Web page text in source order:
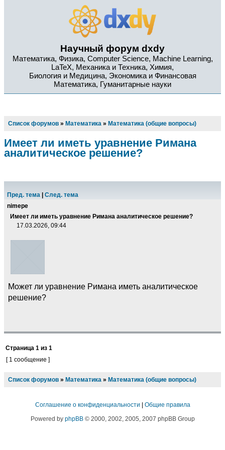
Научный форум dxdy
Математика, Физика, Computer Science, Machine Learning,
LaTeX, Механика и Техника, Химия,
Биология и Медицина, Экономика и Финансовая
Математика, Гуманитарные науки
Список форумов » Математика » Математика (общие вопросы)
Имеет ли иметь уравнение Римана
аналитическое решение?
Пред. тема
След. тема
nimepe
Имеет ли иметь уравнение Римана аналитическое решение?
17.03.2026, 09:44
Может ли уравнение Римана иметь аналитическое
решение?
Страница 1 из 1
[ 1 сообщение ]
Список форумов » Математика » Математика (общие вопросы)
Соглашение о конфиденциальности
Общие правила
Powered by phpBB© 2000, 2002, 2005, 2007 phpBB Group